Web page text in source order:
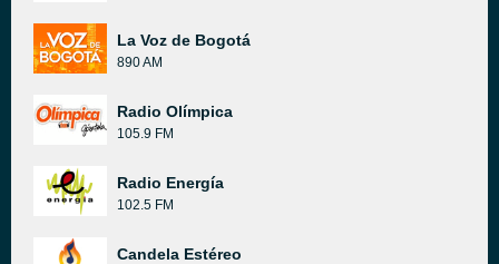
La Voz de Bogotá
890 AM
Radio Olímpica
105.9 FM
Radio Energía
102.5 FM
Candela Estéreo